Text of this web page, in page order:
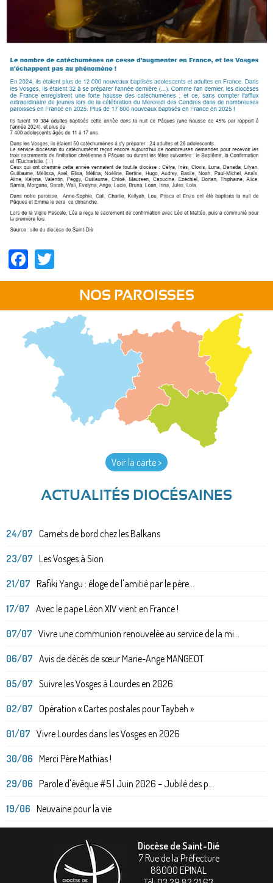
Facebook
NOS PAROISSES
Voir la carte >
ACTUALITÉS DIOCÉSAINES
24/07 Carnets de bord chez les Balkans
23/07 Les Vosges à Sion
21/07 Rafiki Yangu : éloge de l'amitié par le père...
17/07 Avec le pape Léon XIV vient en France !
07/07 Vivre une communion renouvelée au service de la mi...
06/07 Avis de décès de sœur Marie-Ange MANGEOT
05/07 Suivre les Vosges à Lourdes en 2026
02/07 Opération « Cartes postales pour Taybeh »
01/07 Vivre Lourdes dans les Vosges en 2026
30/06 Merci Père Mathias !
29/06 Parole d'évêque #5 | Juin 2026 – Jubilé des p...
19/06 Neuvaine pour la vie
Diocèse de Saint-Dié
7 Rue de la Préfecture
88000 EPINAL